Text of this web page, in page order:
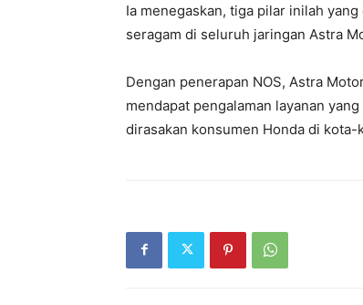
Ia menegaskan, tiga pilar inilah
seragam di seluruh jaringan Astra
Dengan penerapan NOS, Astra
mendapat pengalaman layanan
dirasakan konsumen Honda di kota-